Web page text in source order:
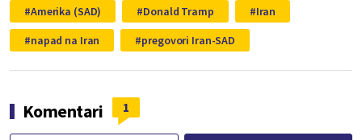
Amerika (SAD) Donald Tramp
Iran
napad na Iran
pregovori Iran-SAD
Komentari 1